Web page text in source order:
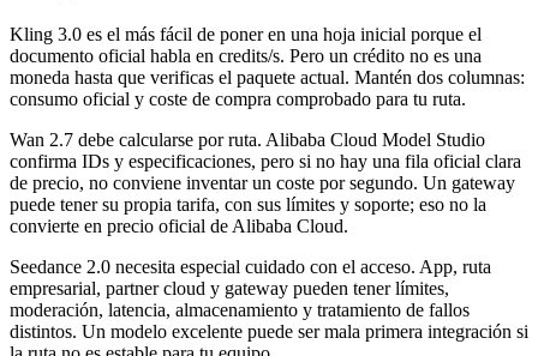
Kling 3.0 es el más fácil de poner en una hoja inicial porque el
documento oficial habla en credits/s. Pero un crédito no es una
moneda hasta que verificas el paquete actual. Mantén dos columnas:
consumo oficial y coste de compra comprobado para tu ruta.
Wan 2.7 debe calcularse por ruta. Alibaba Cloud Model Studio
confirma IDs y especificaciones, pero si no hay una fila oficial clara
de precio, no conviene inventar un coste por segundo. Un gateway
puede tener su propia tarifa, con sus límites y soporte; eso no la
convierte en precio oficial de Alibaba Cloud.
Seedance 2.0 necesita especial cuidado con el acceso. App, ruta
empresarial, partner cloud y gateway pueden tener límites,
moderación, latencia, almacenamiento y tratamiento de fallos
distintos. Un modelo excelente puede ser mala primera integración si